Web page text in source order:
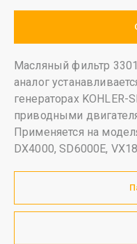
Масляный фильтр
аналог
генераторах KOHLER-
приводными
Применяется на
DX4000, SD6000E,